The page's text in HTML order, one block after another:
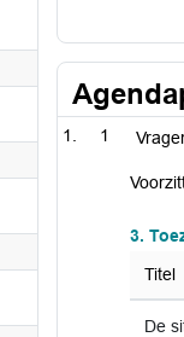
1
3.
Titel
De